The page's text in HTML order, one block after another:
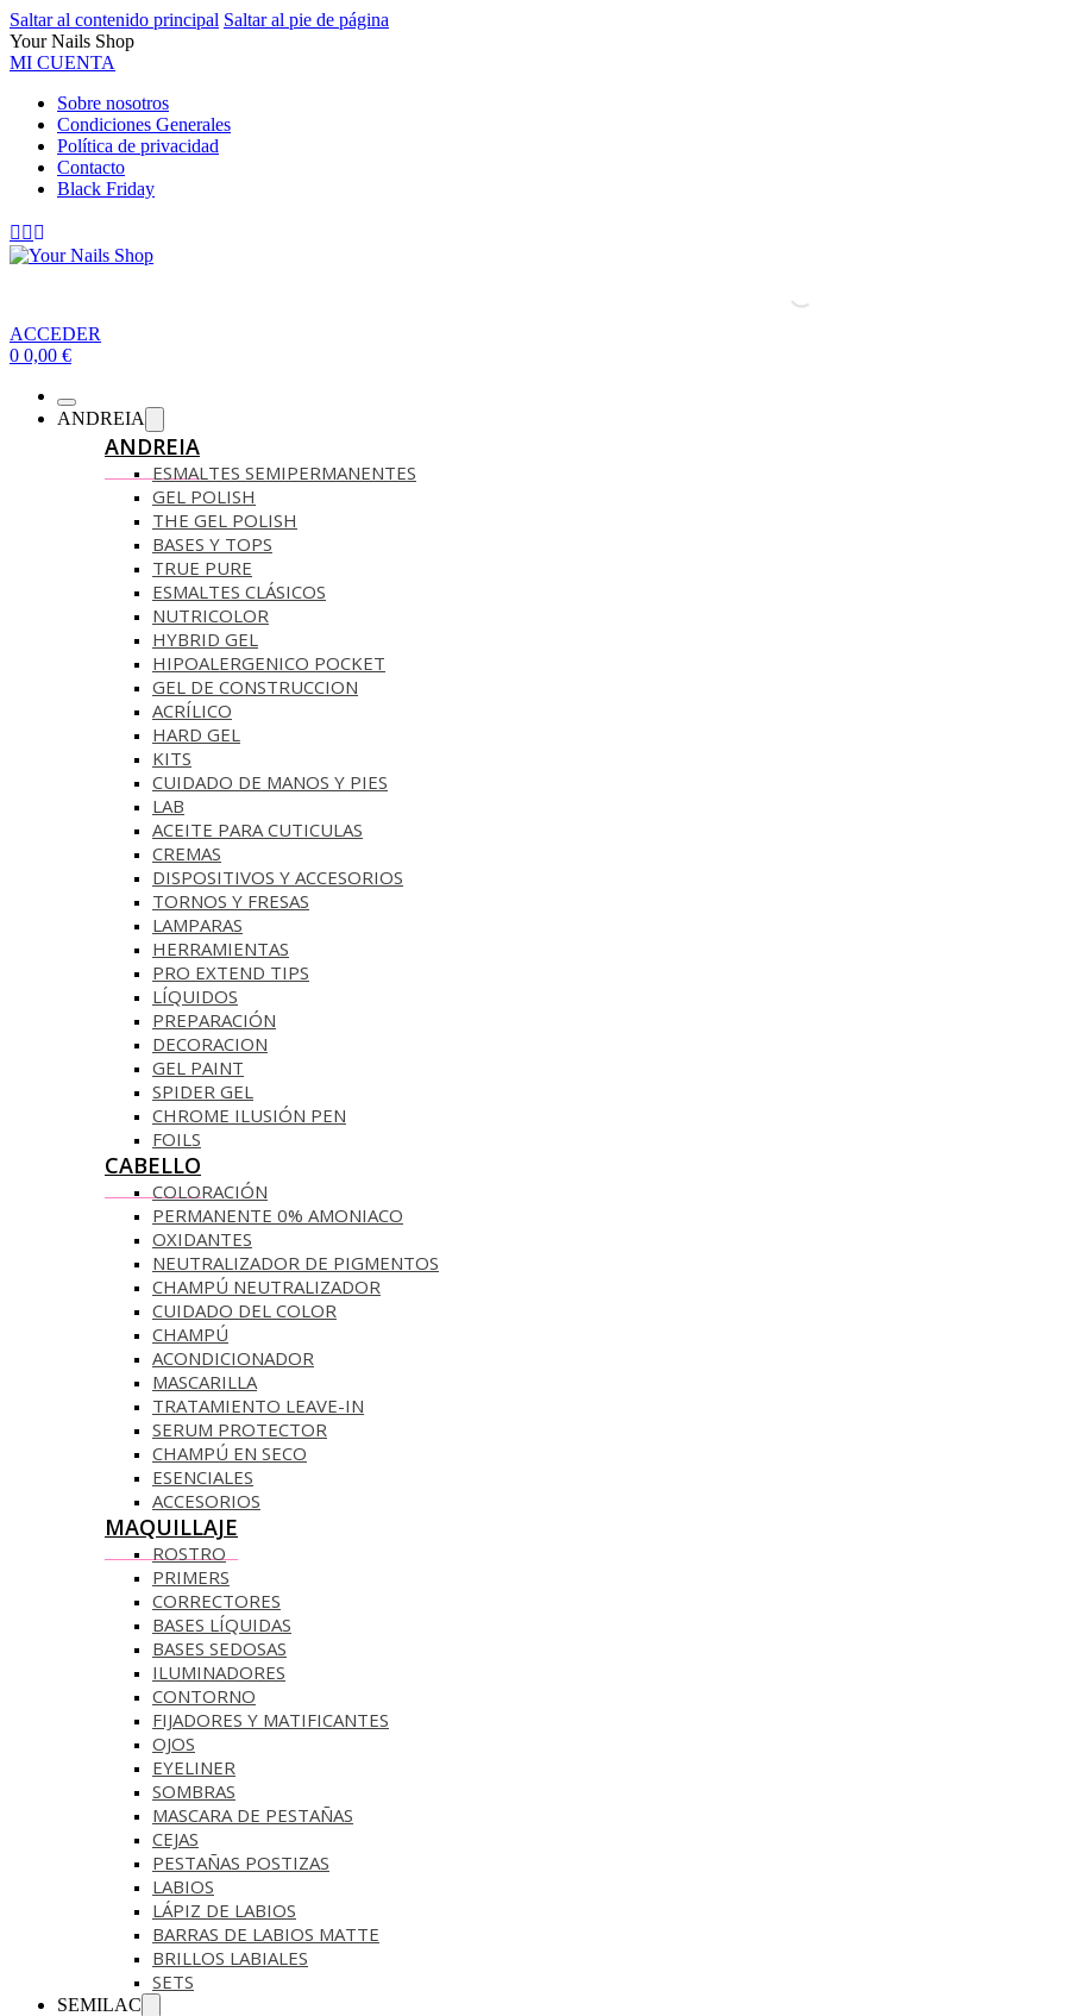
Saltar al contenido principal Saltar al pie de página
Your Nails Shop
MI CUENTA
Sobre nosotros
Condiciones Generales
Política de privacidad
Contacto
Black Friday
ACCEDER
0 0,00 €
ANDREIA
ANDREIA
ESMALTES SEMIPERMANENTES
GEL POLISH
THE GEL POLISH
BASES Y‎ TOPS
TRUE PURE
ESMALTES CLÁSICOS
NUTRICOLOR
HYBRID GEL
HIPOALERGENICO POCKET
GEL DE CONSTRUCCION
ACRÍLICO
HARD GEL
KITS
CUIDADO DE MANOS Y PIES
LAB
ACEITE PARA CUTICULAS
CREMAS
DISPOSITIVOS Y ACCESORIOS
TORNOS Y FRESAS
LAMPARAS
HERRAMIENTAS
PRO EXTEND TIPS
LÍQUIDOS
PREPARACIÓN
DECORACION
GEL PAINT
SPIDER GEL
CHROME ILUSIÓN PEN
FOILS
CABELLO
COLORACIÓN
PERMANENTE 0% AMONIACO
OXIDANTES
NEUTRALIZADOR DE PIGMENTOS
CHAMPÚ NEUTRALIZADOR
CUIDADO DEL COLOR
CHAMPÚ
ACONDICIONADOR
MASCARILLA
TRATAMIENTO LEAVE-IN
SERUM PROTECTOR
CHAMPÚ EN SECO
ESENCIALES
ACCESORIOS
MAQUILLAJE
ROSTRO
PRIMERS
CORRECTORES
BASES LÍQUIDAS
BASES SEDOSAS
ILUMINADORES
CONTORNO
FIJADORES Y MATIFICANTES
OJOS
EYELINER
SOMBRAS
MASCARA DE PESTAÑAS
CEJAS
PESTAÑAS POSTIZAS
LABIOS
LÁPIZ DE LABIOS
BARRAS DE LABIOS MATTE
BRILLOS LABIALES
SETS
SEMILAC